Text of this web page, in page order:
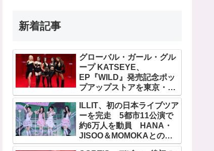
新着記事
グローバル・ガール・グル
ープ KATSEYE、
EP『WILD』発売記念ポッ
プアップストアを東京・原
宿で開催 限定グッズも登
場ILLIT、初の日本ライブツア
ーを完走 5都市11公演で
約6万人を動員 HANA・
JISOO＆MOMOKAとのス
ペシャルコラボも実現